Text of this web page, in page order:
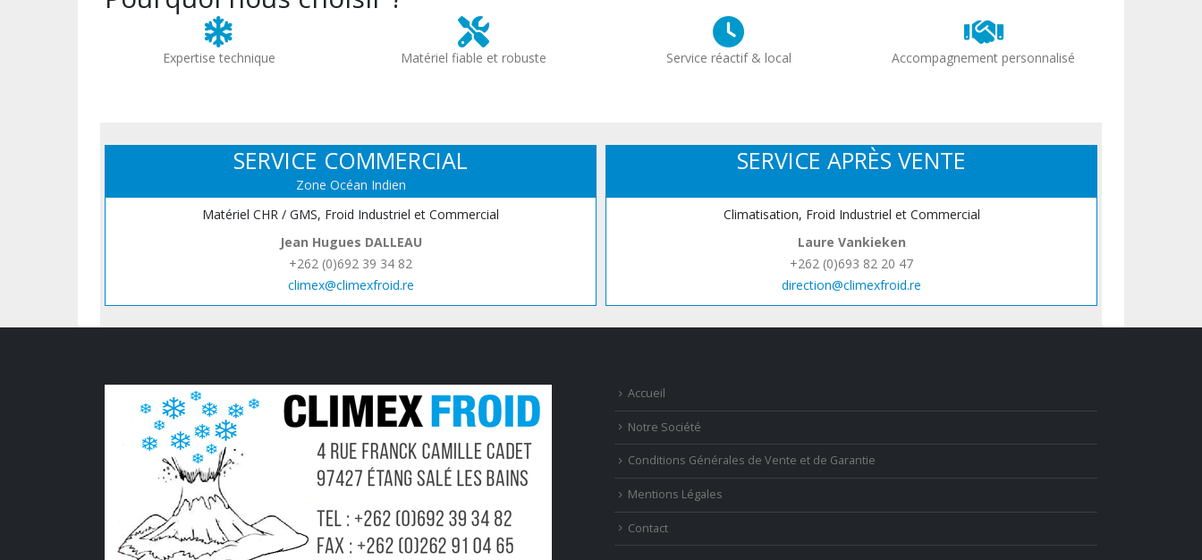
Expertise technique Matériel fiable et robuste Service réactif & local Accompagnement personnalisé
SERVICE COMMERCIAL
Zone Océan Indien
Matériel CHR / GMS, Froid Industriel et Commercial
Jean Hugues DALLEAU
+262 (0)692 39 34 82
climex@climexfroid.re
SERVICE APRÈS VENTE
Climatisation, Froid Industriel et Commercial
Laure Vankieken
+262 (0)693 82 20 47
direction@climexfroid.re
Accueil
Notre Société
Conditions Générales de Vente et de Garantie
Mentions Légales
Contact